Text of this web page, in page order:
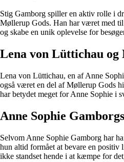
Stig Gamborg spiller en aktiv rolle i
Møllerup Gods. Han har været med
og skabe en unik oplevelse for
Lena von Lüttichau og
Lena von Lüttichau, en af Anne
også været en del af Møllerup Gods
har betydet meget for Anne Sophie i
Anne Sophie
Selvom Anne Sophie Gamborg har
hun altid formået at bevare en positiv
ikke standset hende i at kæmpe for